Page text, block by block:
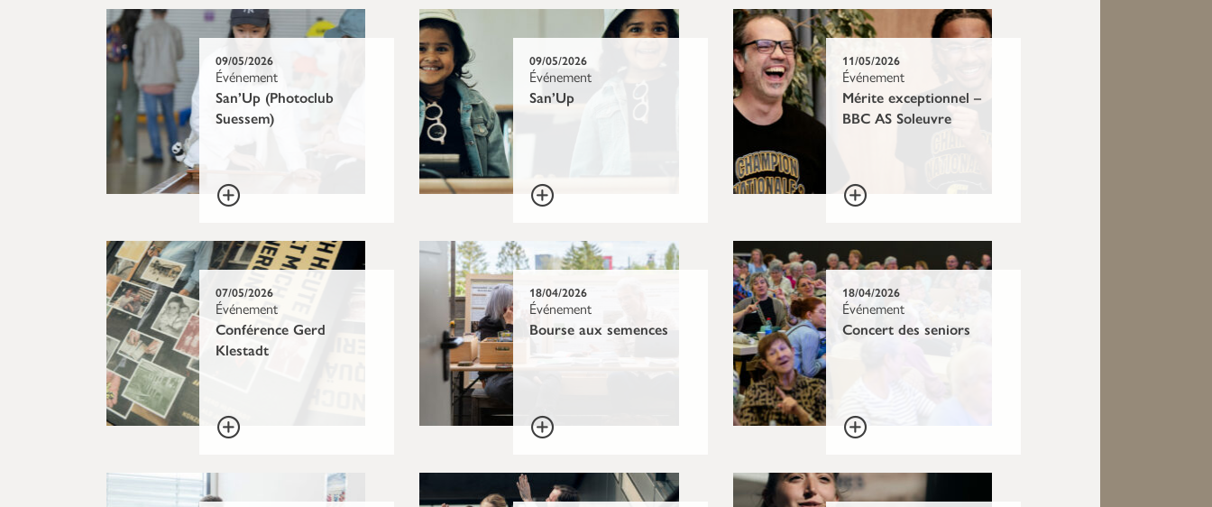
09/05/2026
Événement
San’Up (Photoclub
Suessem)
09/05/2026
Événement
San’Up
11/05/2026
Événement
Mérite exceptionnel –
BBC AS Soleuvre
07/05/2026
Événement
Conférence Gerd
Klestadt
18/04/2026
Événement
Bourse aux semences
18/04/2026
Événement
Concert des seniors